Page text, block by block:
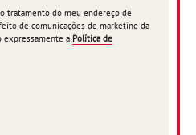
tratamento do meu endereço de
de comunicações de marketing da
expressamente a Política de